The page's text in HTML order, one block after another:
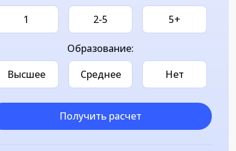
1
2-5 5+
Образование:
Высшее
Среднее Нет
Получить расчет